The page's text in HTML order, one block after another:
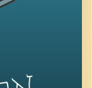
אנחנו רק
שיווק שזורה
קרדיט תמונות: